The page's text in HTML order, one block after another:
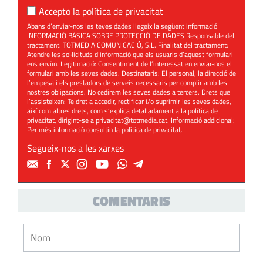
Accepto la política de privacitat
Abans d’enviar-nos les teves dades llegeix la següent informació
INFORMACIÓ BÀSICA SOBRE PROTECCIÓ DE DADES Responsable del
tractament: TOTMEDIA COMUNICACIÓ, S.L. Finalitat del tractament:
Atendre les sol·licituds d’informació que els usuaris d’aquest formulari
ens enviïn. Legitimació: Consentiment de l’interessat en enviar-nos el
formulari amb les seves dades. Destinataris: El personal, la direcció de
l’empesa i els prestadors de serveis necessaris per complir amb les
nostres obligacions. No cedirem les seves dades a tercers. Drets que
l’assisteixen: Te dret a accedir, rectificar i/o suprimir les seves dades,
així com altres drets, com s’explica detalladament a la política de
privacitat, dirigint-se aprivacitat@totmedia.cat. Informació addicional:
Per més informació consultin lapolítica de privacitat.
Segueix-nos a les xarxes
COMENTARIS